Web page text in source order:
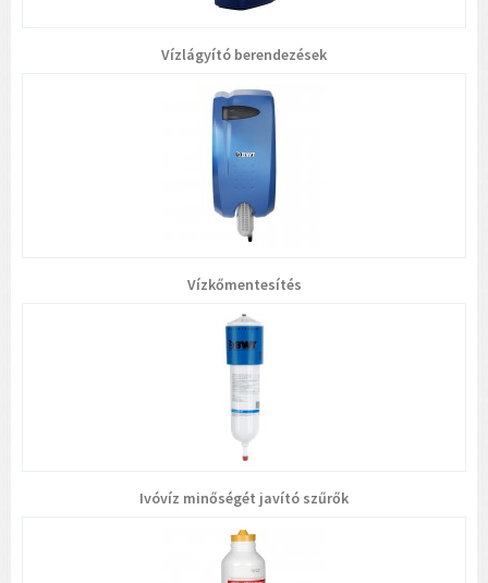
Vízlágyító berendezések
Vízkőmentesítés
Ivóvíz minőségét javító szűrők